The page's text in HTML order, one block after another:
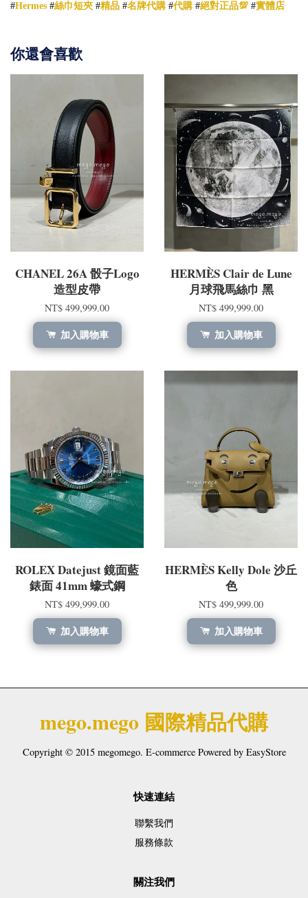
#Hermes #絲巾短夾 #精品 #名牌代購 #代購 #絕對正品💯 #實體店
你還會喜歡
CHANEL 26A 骰子Logo
造型皮帶
NT$ 499,999.00
加入購物車
HERMÈS Clair de Lune
月球飛馬絲巾 黑
NT$ 499,999.00
加入購物車
ROLEX Datejust 鏡面藍
錶面 41mm 蠔式鋼
NT$ 499,999.00
加入購物車
HERMÈS Kelly Dole 沙丘
色
NT$ 499,999.00
加入購物車
mego.mego 國際精品代購
Copyright © 2015 megomego. E-commerce Powered by EasyStore
快速連結
聯繫我們
服務條款
關注我們